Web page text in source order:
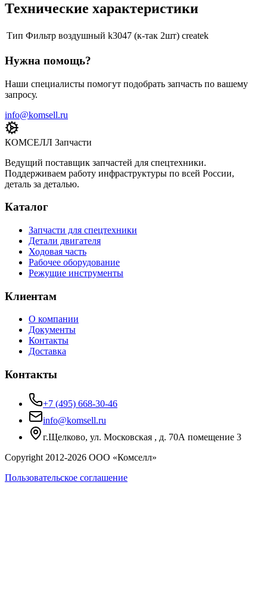
Технические характеристики
Тип Фильтр воздушный k3047 (к-так 2шт) createk
Нужна помощь?
Наши специалисты помогут подобрать запчасть по вашему
запросу.
info@komsell.ru
КОМСЕЛЛ Запчасти
Ведущий поставщик запчастей для спецтехники.
Поддерживаем работу инфраструктуры по всей России,
деталь за деталью.
Каталог
Запчасти для спецтехники
Детали двигателя
Ходовая часть
Рабочее оборудование
Режущие инструменты
Клиентам
О компании
Документы
Контакты
Доставка
Контакты
+7 (495) 668-30-46
info@komsell.ru
г.Щелково, ул. Московская , д. 70А помещение 3
Copyright 2012-2026 ООО «Комселл»
Пользовательское соглашение